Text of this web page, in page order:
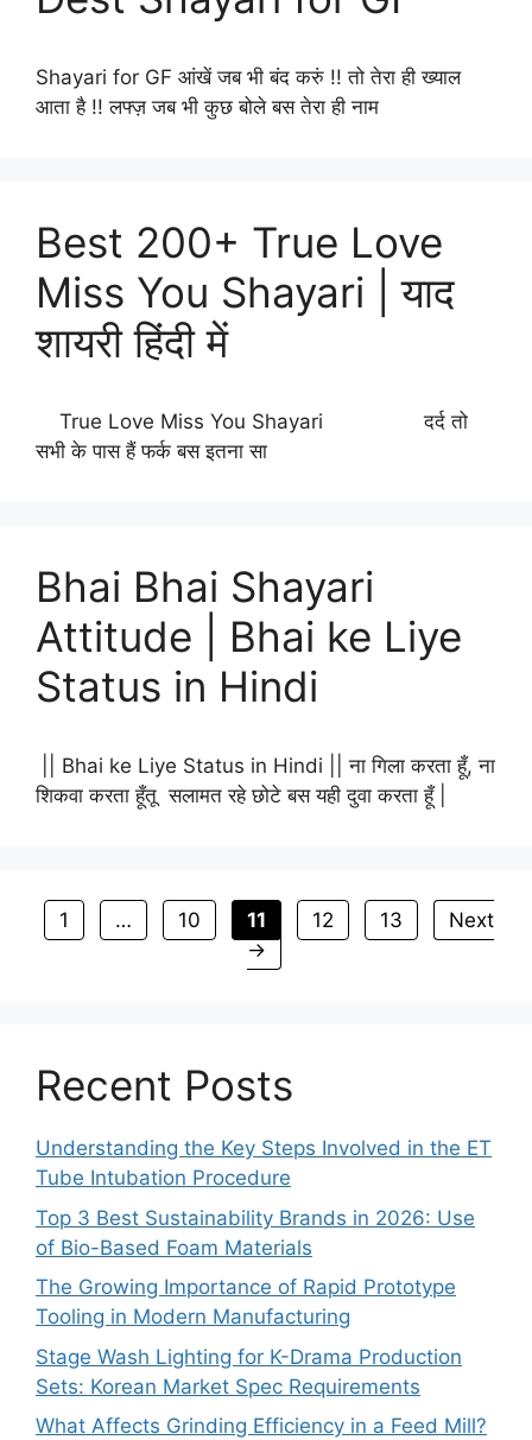
Shayari for GF आंखें जब भी बंद करुं !! तो तेरा ही ख्याल
आता है !! लफ्ज़ जब भी कुछ बोले बस तेरा ही नाम
Best 200+ True Love
Miss You Shayari | याद
शायरी हिंदी में
True Love Miss You Shayari दर्द तो
सभी के पास हैं फर्क बस इतना सा
Bhai Bhai Shayari
Attitude | Bhai ke Liye
Status in Hindi
|| Bhai ke Liye Status in Hindi || ना गिला करता हूँ, ना
शिकवा करता हूँतू सलामत रहे छोटे बस यही दुवा करता हूँ |
Page
1 … Page
10 Page
11 Page
12 Page
13
Next
→
Recent Posts
Understanding the Key Steps Involved in the ET
Tube Intubation Procedure
Top 3 Best Sustainability Brands in 2026: Use
of Bio-Based Foam Materials
The Growing Importance of Rapid Prototype
Tooling in Modern Manufacturing
Stage Wash Lighting for K-Drama Production
Sets: Korean Market Spec Requirements
What Affects Grinding Efficiency in a Feed Mill?